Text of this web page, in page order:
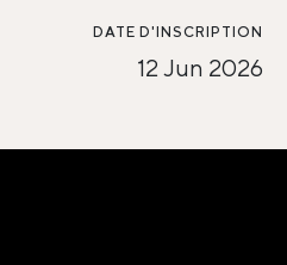
DATE D'INSCRIPTION
12 Jun 2026